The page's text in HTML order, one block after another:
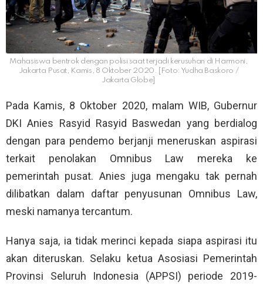
Mahasiswa bentrok dengan polisi saat terjadi kerusuhan di Harmoni,
Jakarta Pusat, Kamis, 8 Oktober 2020. [Foto: Yudha Baskoro /
Jakarta Globe]
Pada Kamis, 8 Oktober 2020, malam WIB, Gubernur
DKI Anies Rasyid Rasyid Baswedan yang berdialog
dengan para pendemo berjanji meneruskan aspirasi
terkait penolakan Omnibus Law mereka ke
pemerintah pusat. Anies juga mengaku tak pernah
dilibatkan dalam daftar penyusunan Omnibus Law,
meski namanya tercantum.
Hanya saja, ia tidak merinci kepada siapa aspirasi itu
akan diteruskan. Selaku ketua Asosiasi Pemerintah
Provinsi Seluruh Indonesia (APPSI) periode 2019-